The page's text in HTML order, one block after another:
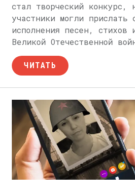
стал творческий конкурс,
участники могли прислать
исполнения песен, стихов
Великой Отечественной
ЧИТАТЬ